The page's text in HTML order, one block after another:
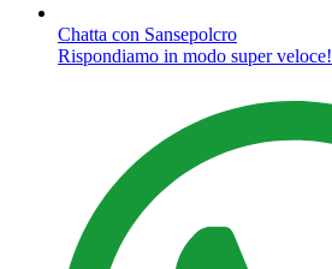
Chatta con Sansepolcro
Rispondiamo in modo super veloce!